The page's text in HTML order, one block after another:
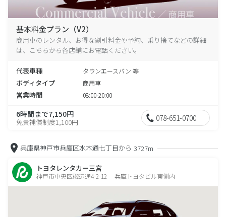
基本料金プラン（V2）
商用車のレンタル、お得な割引料金や予約、乗り捨てなどの詳細
は、こちらから各店舗にお電話ください。
代表車種 タウンエースバン 等
ボディタイプ 商用車
営業時間 08:00-20:00
6時間まで7,150円
免責補償制度1,100円 078-651-0700
兵庫県神戸市兵庫区水木通七丁目から 3727m
トヨタレンタカー三宮
神戸市中央区磯辺通4-2-12 兵庫トヨタビル東側内